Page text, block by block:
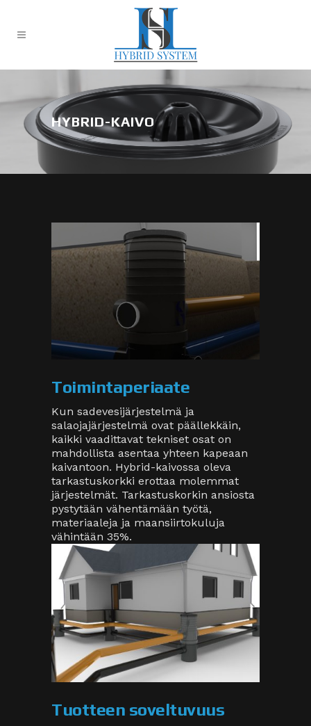
HYBRID-KAIVO
Toimintaperiaate
Kun sadevesijärjestelmä ja
salaojajärjestelmä ovat päällekkäin,
kaikki vaadittavat tekniset osat on
mahdollista asentaa yhteen kapeaan
kaivantoon. Hybrid-kaivossa oleva
tarkastuskorkki erottaa molemmat
järjestelmät. Tarkastuskorkin ansiosta
pystytään vähentämään työtä,
materiaaleja ja maansiirtokuluja
vähintään 35%.
Tuotteen soveltuvuus